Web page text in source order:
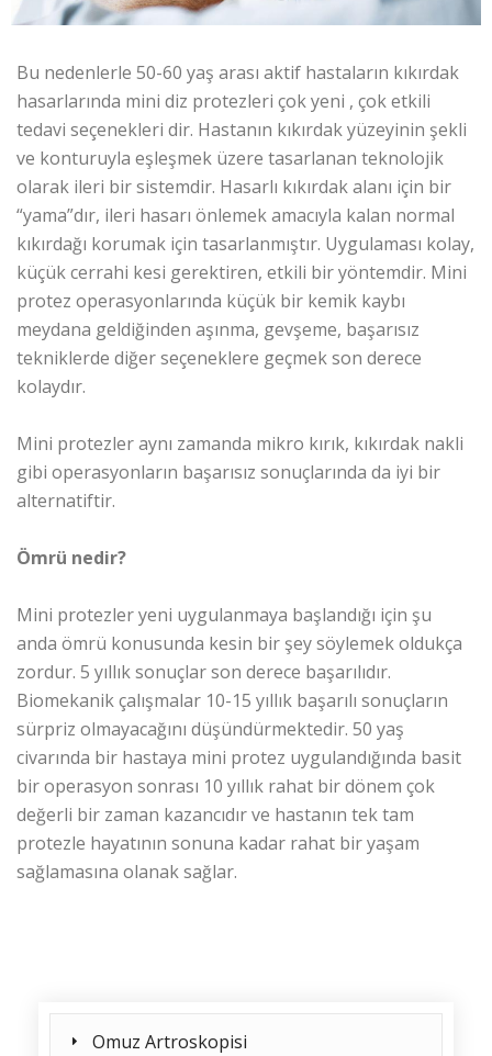
Bu nedenlerle 50-60 yaş arası aktif hastaların kıkırdak
hasarlarında mini diz protezleri çok yeni , çok etkili
tedavi seçenekleri dir. Hastanın kıkırdak yüzeyinin şekli
ve konturuyla eşleşmek üzere tasarlanan teknolojik
olarak ileri bir sistemdir. Hasarlı kıkırdak alanı için bir
“yama”dır, ileri hasarı önlemek amacıyla kalan normal
kıkırdağı korumak için tasarlanmıştır. Uygulaması kolay,
küçük cerrahi kesi gerektiren, etkili bir yöntemdir. Mini
protez operasyonlarında küçük bir kemik kaybı
meydana geldiğinden aşınma, gevşeme, başarısız
tekniklerde diğer seçeneklere geçmek son derece
kolaydır.
Mini protezler aynı zamanda mikro kırık, kıkırdak nakli
gibi operasyonların başarısız sonuçlarında da iyi bir
alternatiftir.
Ömrü nedir?
Mini protezler yeni uygulanmaya başlandığı için şu
anda ömrü konusunda kesin bir şey söylemek oldukça
zordur. 5 yıllık sonuçlar son derece başarılıdır.
Biomekanik çalışmalar 10-15 yıllık başarılı sonuçların
sürpriz olmayacağını düşündürmektedir. 50 yaş
civarında bir hastaya mini protez uygulandığında basit
bir operasyon sonrası 10 yıllık rahat bir dönem çok
değerli bir zaman kazancıdır ve hastanın tek tam
protezle hayatının sonuna kadar rahat bir yaşam
sağlamasına olanak sağlar.
Omuz Artroskopisi